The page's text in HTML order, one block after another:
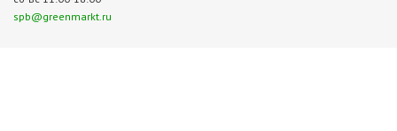
spb@greenmarkt.ru